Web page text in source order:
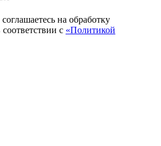
на обработку
с «Политикой